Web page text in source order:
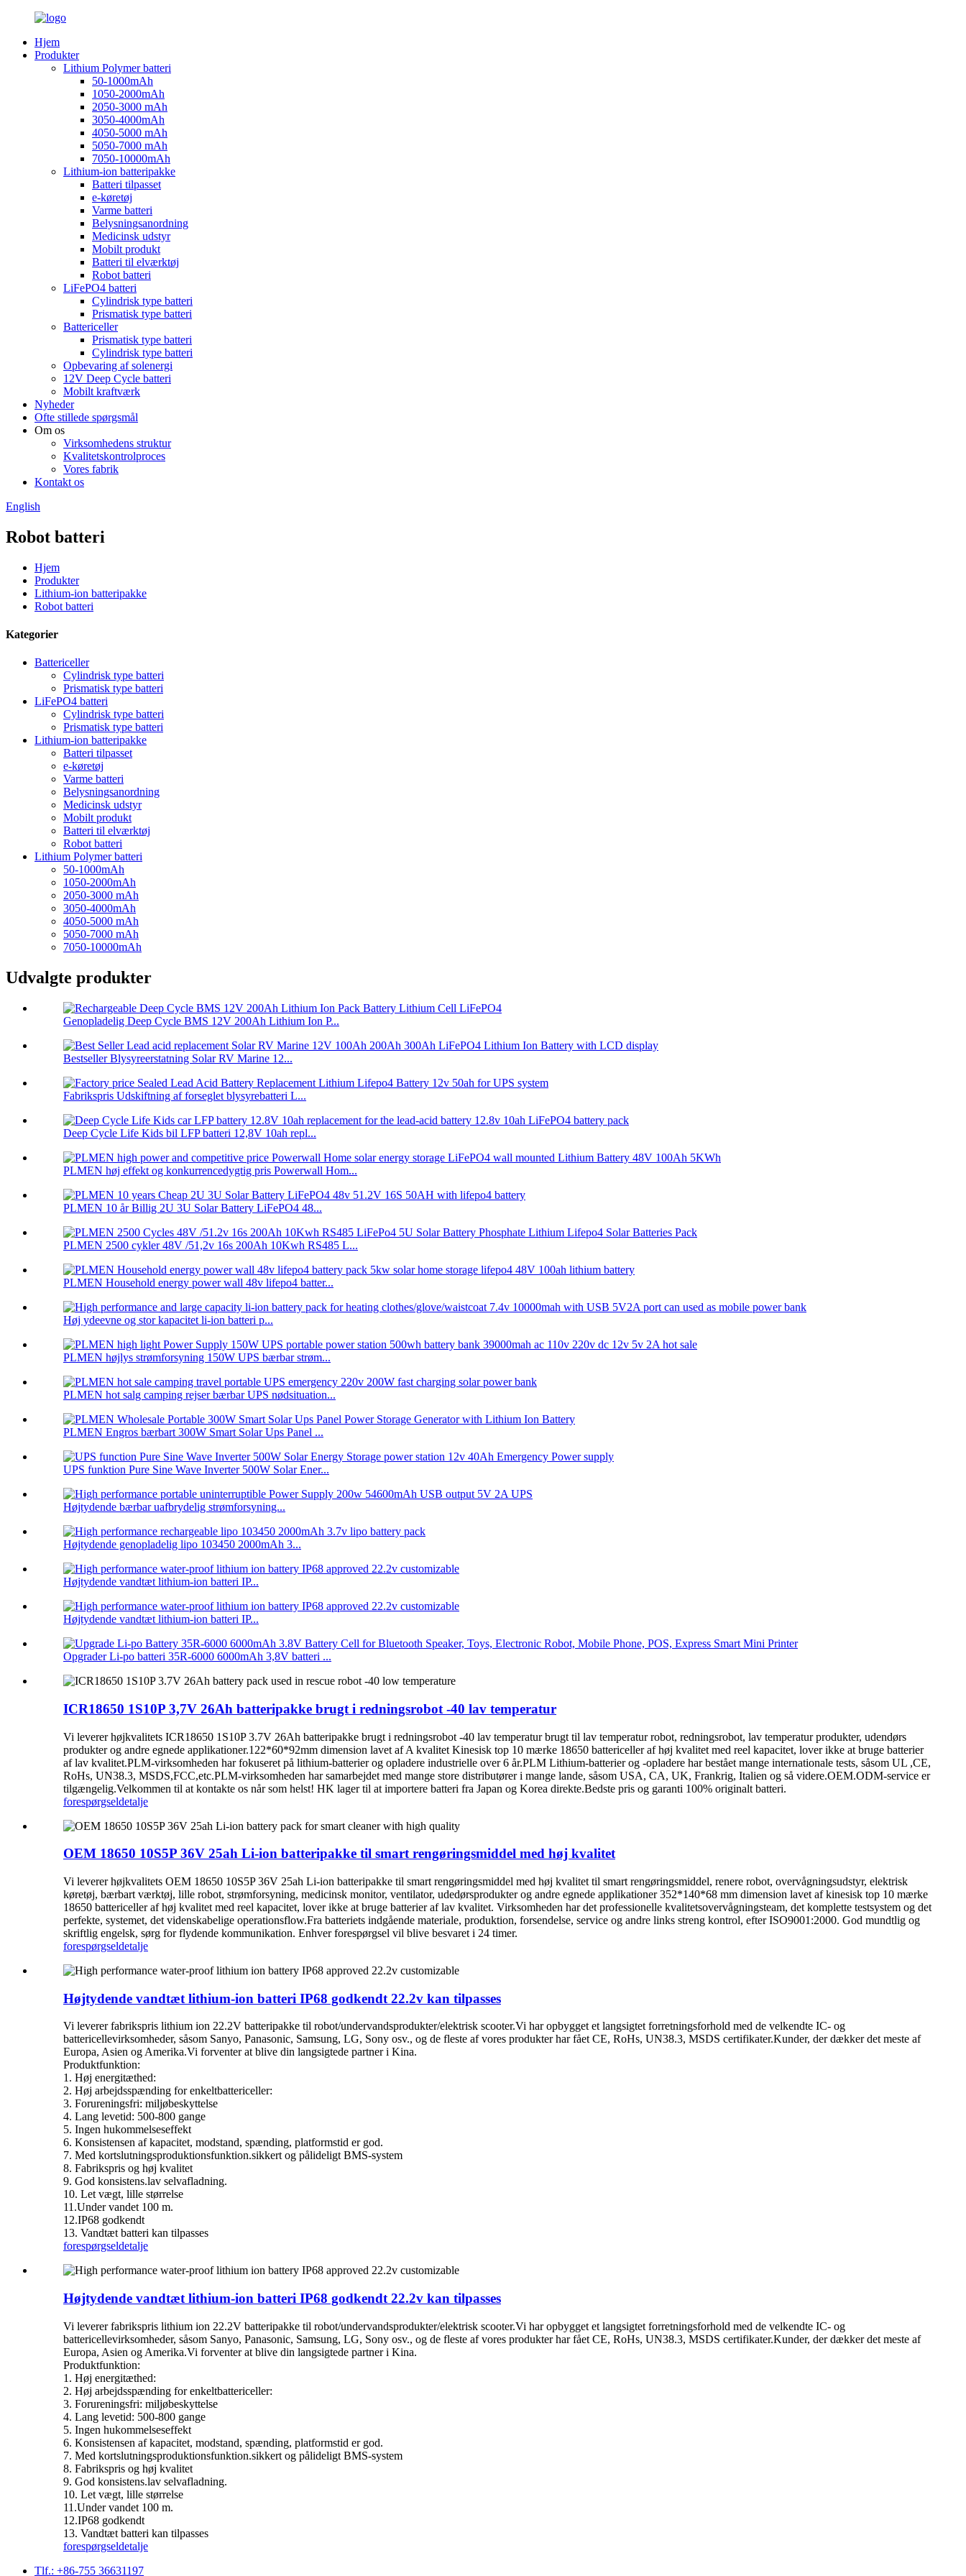
Hjem
Produkter
Lithium Polymer batteri
50-1000mAh
1050-2000mAh
2050-3000 mAh
3050-4000mAh
4050-5000 mAh
5050-7000 mAh
7050-10000mAh
Lithium-ion batteripakke
Batteri tilpasset
e-køretøj
Varme batteri
Belysningsanordning
Medicinsk udstyr
Mobilt produkt
Batteri til elværktøj
Robot batteri
LiFePO4 batteri
Cylindrisk type batteri
Prismatisk type batteri
Battericeller
Prismatisk type batteri
Cylindrisk type batteri
Opbevaring af solenergi
12V Deep Cycle batteri
Mobilt kraftværk
Nyheder
Ofte stillede spørgsmål
Om os
Virksomhedens struktur
Kvalitetskontrolproces
Vores fabrik
Kontakt os
English
Robot batteri
Hjem
Produkter
Lithium-ion batteripakke
Robot batteri
Kategorier
Battericeller
Cylindrisk type batteri
Prismatisk type batteri
LiFePO4 batteri
Cylindrisk type batteri
Prismatisk type batteri
Lithium-ion batteripakke
Batteri tilpasset
e-køretøj
Varme batteri
Belysningsanordning
Medicinsk udstyr
Mobilt produkt
Batteri til elværktøj
Robot batteri
Lithium Polymer batteri
50-1000mAh
1050-2000mAh
2050-3000 mAh
3050-4000mAh
4050-5000 mAh
5050-7000 mAh
7050-10000mAh
Udvalgte produkter
Genopladelig Deep Cycle BMS 12V 200Ah Lithium Ion P...
Bestseller Blysyreerstatning Solar RV Marine 12...
Fabrikspris Udskiftning af forseglet blysyrebatteri L...
Deep Cycle Life Kids bil LFP batteri 12,8V 10ah repl...
PLMEN høj effekt og konkurrencedygtig pris Powerwall Hom...
PLMEN 10 år Billig 2U 3U Solar Battery LiFePO4 48...
PLMEN 2500 cykler 48V /51,2v 16s 200Ah 10Kwh RS485 L...
PLMEN Household energy power wall 48v lifepo4 batter...
Høj ydeevne og stor kapacitet li-ion batteri p...
PLMEN højlys strømforsyning 150W UPS bærbar strøm...
PLMEN hot salg camping rejser bærbar UPS nødsituation...
PLMEN Engros bærbart 300W Smart Solar Ups Panel ...
UPS funktion Pure Sine Wave Inverter 500W Solar Ener...
Højtydende bærbar uafbrydelig strømforsyning...
Højtydende genopladelig lipo 103450 2000mAh 3...
Højtydende vandtæt lithium-ion batteri IP...
Højtydende vandtæt lithium-ion batteri IP...
Opgrader Li-po batteri 35R-6000 6000mAh 3,8V batteri ...
ICR18650 1S10P 3,7V 26Ah batteripakke brugt i redningsrobot -40 lav temperatur
Vi leverer højkvalitets ICR18650 1S10P 3.7V 26Ah batteripakke brugt i redningsrobot -40 lav temperatur brugt til lav temperatur robot, redningsrobot, lav temperatur produkter, udendørs
produkter og andre egnede applikationer.122*60*92mm dimension lavet af A kvalitet Kinesisk top 10 mærke 18650 battericeller af høj kvalitet med reel kapacitet, lover ikke at bruge batterier
af lav kvalitet.PLM-virksomheden har fokuseret på lithium-batterier og opladere industrielle over 6 år.PLM Lithium-batterier og -opladere har bestået mange internationale tests, såsom UL ,CE,
RoHs, UN38.3, MSDS,FCC,etc.PLM-virksomheden har samarbejdet med mange store distributører i mange lande, såsom USA, CA, UK, Frankrig, Italien og så videre.OEM.ODM-service er
tilgængelig.Velkommen til at kontakte os når som helst! HK lager til at importere batteri fra Japan og Korea direkte.Bedste pris og garanti 100% originalt batteri.
forespørgseldetalje
OEM 18650 10S5P 36V 25ah Li-ion batteripakke til smart rengøringsmiddel med høj kvalitet
Vi leverer højkvalitets OEM 18650 10S5P 36V 25ah Li-ion batteripakke til smart rengøringsmiddel med høj kvalitet til smart rengøringsmiddel, renere robot, overvågningsudstyr, elektrisk
køretøj, bærbart værktøj, lille robot, strømforsyning, medicinsk monitor, ventilator, udedørsprodukter og andre egnede applikationer 352*140*68 mm dimension lavet af kinesisk top 10 mærke
18650 battericeller af høj kvalitet med reel kapacitet, lover ikke at bruge batterier af lav kvalitet. Virksomheden har det professionelle kvalitetsovervågningsteam, det komplette testsystem og det
perfekte, systemet, det videnskabelige operationsflow.Fra batteriets indgående materiale, produktion, forsendelse, service og andre links streng kontrol, efter ISO9001:2000. God mundtlig og
skriftlig engelsk, sørg for flydende kommunikation. Enhver forespørgsel vil blive besvaret i 24 timer.
forespørgseldetalje
Højtydende vandtæt lithium-ion batteri IP68 godkendt 22.2v kan tilpasses
Vi leverer fabrikspris lithium ion 22.2V batteripakke til robot/undervandsprodukter/elektrisk scooter.Vi har opbygget et langsigtet forretningsforhold med de velkendte IC- og
battericellevirksomheder, såsom Sanyo, Panasonic, Samsung, LG, Sony osv., og de fleste af vores produkter har fået CE, RoHs, UN38.3, MSDS certifikater.Kunder, der dækker det meste af
Europa, Asien og Amerika.Vi forventer at blive din langsigtede partner i Kina.
Produktfunktion:
1. Høj energitæthed:
2. Høj arbejdsspænding for enkeltbattericeller:
3. Forureningsfri: miljøbeskyttelse
4. Lang levetid: 500-800 gange
5. Ingen hukommelseseffekt
6. Konsistensen af ​​kapacitet, modstand, spænding, platformstid er god.
7. Med kortslutningsproduktionsfunktion.sikkert og pålideligt BMS-system
8. Fabrikspris og høj kvalitet
9. God konsistens.lav selvafladning.
10. Let vægt, lille størrelse
11.Under vandet 100 m.
12.IP68 godkendt
13. Vandtæt batteri kan tilpasses
forespørgseldetalje
Højtydende vandtæt lithium-ion batteri IP68 godkendt 22.2v kan tilpasses
Vi leverer fabrikspris lithium ion 22.2V batteripakke til robot/undervandsprodukter/elektrisk scooter.Vi har opbygget et langsigtet forretningsforhold med de velkendte IC- og
battericellevirksomheder, såsom Sanyo, Panasonic, Samsung, LG, Sony osv., og de fleste af vores produkter har fået CE, RoHs, UN38.3, MSDS certifikater.Kunder, der dækker det meste af
Europa, Asien og Amerika.Vi forventer at blive din langsigtede partner i Kina.
Produktfunktion:
1. Høj energitæthed:
2. Høj arbejdsspænding for enkeltbattericeller:
3. Forureningsfri: miljøbeskyttelse
4. Lang levetid: 500-800 gange
5. Ingen hukommelseseffekt
6. Konsistensen af ​​kapacitet, modstand, spænding, platformstid er god.
7. Med kortslutningsproduktionsfunktion.sikkert og pålideligt BMS-system
8. Fabrikspris og høj kvalitet
9. God konsistens.lav selvafladning.
10. Let vægt, lille størrelse
11.Under vandet 100 m.
12.IP68 godkendt
13. Vandtæt batteri kan tilpasses
forespørgseldetalje
Tlf.: +86-755 36631197